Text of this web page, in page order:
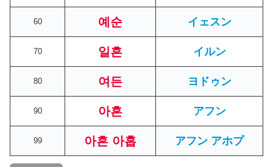
60 예순 イェスン
70 일흔 イルン
80 여든 ヨドゥン
90 아흔 アフン
99 아흔 아홉 アフン アホプ